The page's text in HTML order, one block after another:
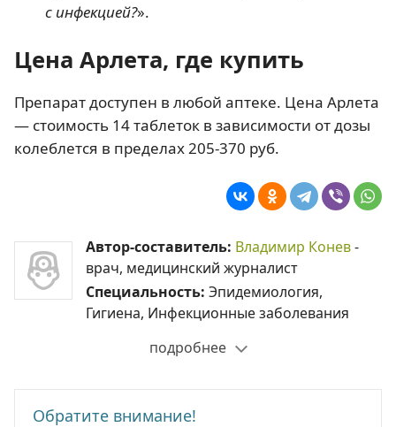
с инфекцией?».
Цена Арлета, где купить
Препарат доступен в любой аптеке. Цена Арлета
— стоимость 14 таблеток в зависимости от дозы
колеблется в пределах 205-370 руб.
Автор-составитель: Владимир Конев-
врач, медицинский журналист
Специальность: Эпидемиология,
Гигиена, Инфекционные заболевания
подробнее
Обратите внимание!